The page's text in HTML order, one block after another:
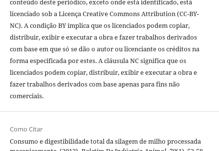
conteúdo deste periódico, exceto onde está identificado, está
licenciado sob a Licença Creative Commons Attribution (CC-BY-
NC). A condição BY implica que os licenciados podem copiar,
distribuir, exibir e executar a obra e fazer trabalhos derivados
com base em que só se dão o autor ou licenciante os créditos na
forma especificada por estes. A cláusula NC significa que os
licenciados podem copiar, distribuir, exibir e executar a obra e
fazer trabalhos derivados com base apenas para fins não
comerciais.
Como Citar
Consumo e digestibilidade total da silagem de milho processada